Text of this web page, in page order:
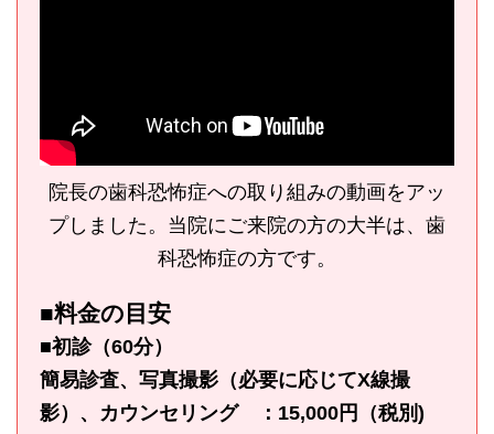
院長の歯科恐怖症への取り組みの動画をアッ
プしました。当院にご来院の方の大半は、歯
科恐怖症の方です。
■料金の目安
■初診（60分）
簡易診査、写真撮影（必要に応じてX線撮
影）、カウンセリング ：15,000円（税別)